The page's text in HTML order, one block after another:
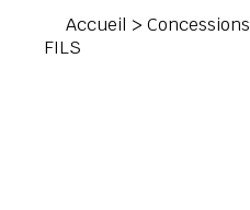
Accueil > Concessions
FILS